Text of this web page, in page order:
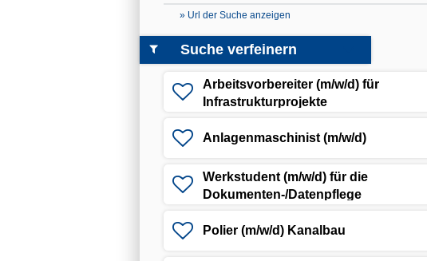
» Url der Suche anzeigen
Arbeitsvorbereiter (m/w/d) für
Infrastrukturprojekte
Anlagenmaschinist (m/w/d)
Werkstudent (m/w/d) für die
Dokumenten-/Datenpflege
Polier (m/w/d) Kanalbau
Suche verfeinern